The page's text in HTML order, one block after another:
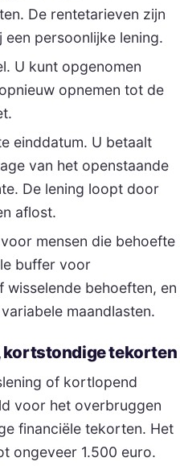
De rentetarieven zijn
persoonlijke lening.
U kunt opgenomen
opnemen tot de
einddatum. U betaalt
van het openstaande
De lening loopt door
aflost.
mensen die behoefte
buffer voor
behoeften, en
maandlasten.
kortstondige tekorten
of kortlopend
voor het overbruggen
financiële tekorten. Het
ongeveer 1.500 euro.